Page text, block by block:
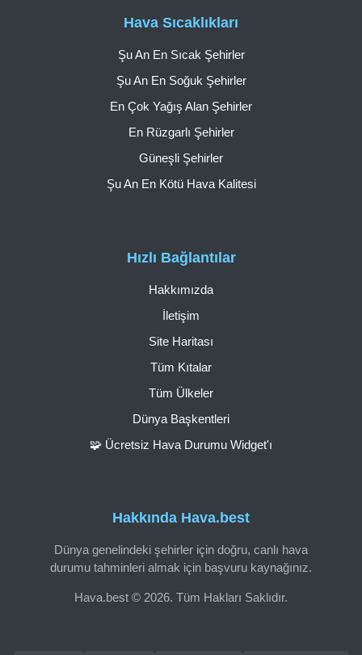
Hakkında Hava.best
Dünya genelindeki şehirler için doğru, canlı hava
durumu tahminleri almak için başvuru kaynağınız.
Hava.best © 2026. Tüm Hakları Saklıdır.
Hızlı Bağlantılar
Hakkımızda
İletişim
Site Haritası
Tüm Kıtalar
Tüm Ülkeler
Dünya Başkentleri
🧩 Ücretsiz Hava Durumu Widget'ı
Hava Sıcaklıkları
Şu An En Sıcak Şehirler
Şu An En Soğuk Şehirler
En Çok Yağış Alan Şehirler
En Rüzgarlı Şehirler
Güneşli Şehirler
Şu An En Kötü Hava Kalitesi